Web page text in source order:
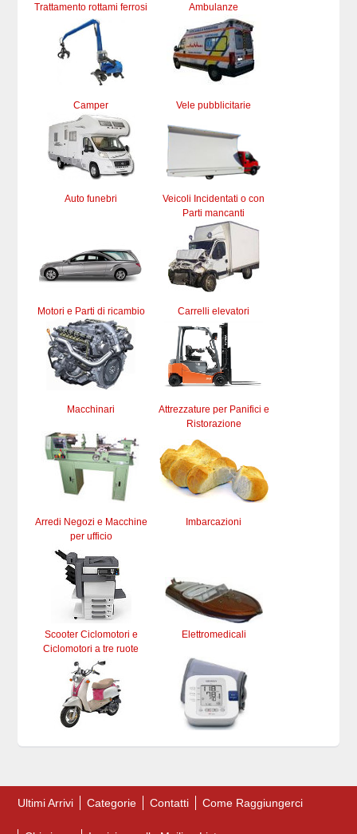
Trattamento rottami ferrosi Ambulanze
Camper Vele pubblicitarie
Auto funebri
Veicoli Incidentati o con
Parti mancanti
Motori e Parti di ricambio Carrelli elevatori
Macchinari
Attrezzature per Panifici e
Ristorazione
Arredi Negozi e Macchine
per ufficio
Imbarcazioni
Scooter Ciclomotori e
Ciclomotori a tre ruote
Elettromedicali
Ultimi Arrivi Categorie Contatti Come Raggiungerci